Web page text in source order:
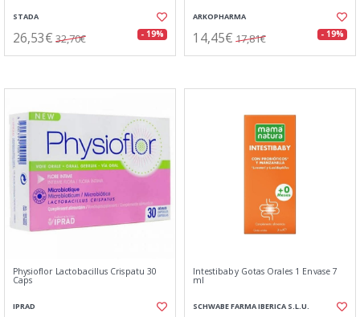
STADA
26,53€ 32,70€ - 19%
ARKOPHARMA
14,45€ 17,81€ - 19%
Physioflor Lactobacillus Crispatu 30
Caps
IPRAD
Intestibaby Gotas Orales 1 Envase 7
ml
SCHWABE FARMA IBERICA S.L.U.